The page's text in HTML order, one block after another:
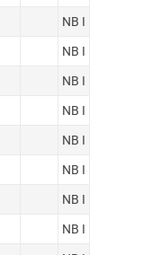
NB I
NB I
NB I
NB I
NB I
NB I
NB I
NB I